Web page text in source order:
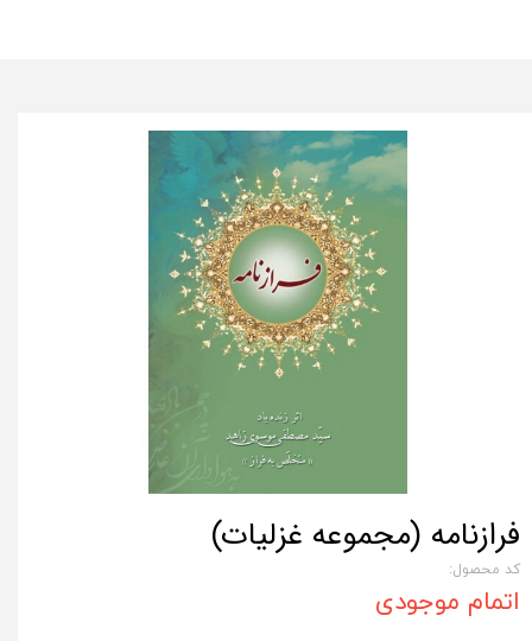
فرازنامه (مجموعه غزلیات)
کد محصول:
اتمام موجودی